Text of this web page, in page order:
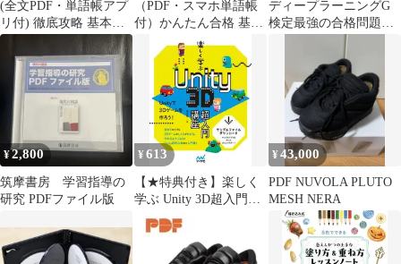
(全文PDF・単語帳アプ
リ付) 徹底攻略 基本情
報技術者教科書 令和5
年度 月江 伸弘
（PDF・スマホ単語帳
付）かんたん合格 基本
情報技術者過去問題集
令和2年度春期 (かんた
ん合格シリーズ) [Nov
28， 2019] 株式会社ノ
マド・ワークス_03
ディープラーニングG
検定最強の合格問題集 :
究極の332問+模試2回
¥2,800
筑摩書房 学習指導の
研究 PDFファイル版
¥613
【★特典付き】楽しく
学ぶ Unity 3D超入門講
座(特典:姉妹本の大ボ
リューム試し読みPDF)
¥43,000
PDF NUVOLA PLUTO
MESH NERA